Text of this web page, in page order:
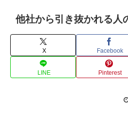
他社から引き抜かれる人
X Facebook
LINE Pinterest